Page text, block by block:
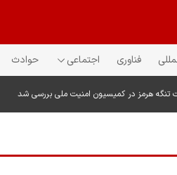
فناوری اجتماعی حوادث
تنگه هرمز در کمیسیون امنیت ملی بررسی شد